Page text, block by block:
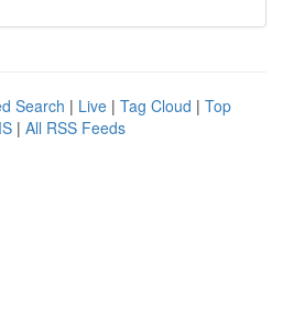
Search | Live | Tag Cloud | Top
| All RSS Feeds